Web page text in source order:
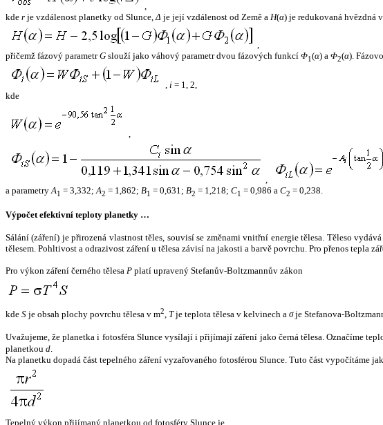
,
kde r je vzdálenost planetky od Slunce,Δ je její vzdálenost od Země a H(α) je redukovaná hvězdná
,
přičemž fázový parametrG slouží jako váhový parametr dvou fázových funkcí Φ1(α) a Φ2(α).
, i = 1, 2,
kde
,
,
a parametryA1 = 3,332;A2 = 1,862; B1 = 0,631; B2 = 1,218; C1 = 0,986 a C2 = 0,238.
Výpočet efektivní teploty planetky …
Sálání (záření) je přirozená vlastnost těles, souvisí se změnami vnitřní energie tělesa. Těleso
tělesem. Pohltivost a odrazivost záření u tělesa závisí na jakosti a barvě povrchu. Pro přenos tepla
Pro výkon záření černého tělesa P platí upravený Stefanův-Boltzmannův zákon
kde S je obsah plochy povrchu tělesa v m2, Tje teplota tělesa v kelvinech a σje Stefanova-
Uvažujeme, že planetka i fotosféra Slunce vysílají i přijímají záření jako černá tělesa. Označíme
planetkou d.
Na planetku dopadá část tepelného záření vyzařovaného fotosférou Slunce. Tuto část vypočítáme
Tepelný výkon přijímaný planetkou od fotosféry Slunce je